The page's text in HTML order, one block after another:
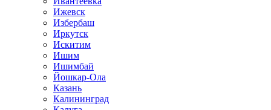
Ижевск
Избербаш
Иркутск
Искитим
Ишим
Ишимбай
Йошкар-Ола
Казань
Калининград